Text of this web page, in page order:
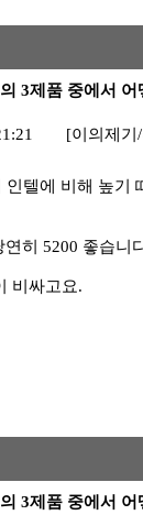
3제품 중에서 어
[이의제기
인텔에 비해 높기
히 5200 좋습니
비싸고요.
3제품 중에서 어